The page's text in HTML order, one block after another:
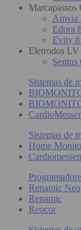
Marcapassos
Amvia
Edora
Evity
Eletrodos LV
Sistemas de
Sistemas de
Home
Renamic Neo
Renamic
Reocor